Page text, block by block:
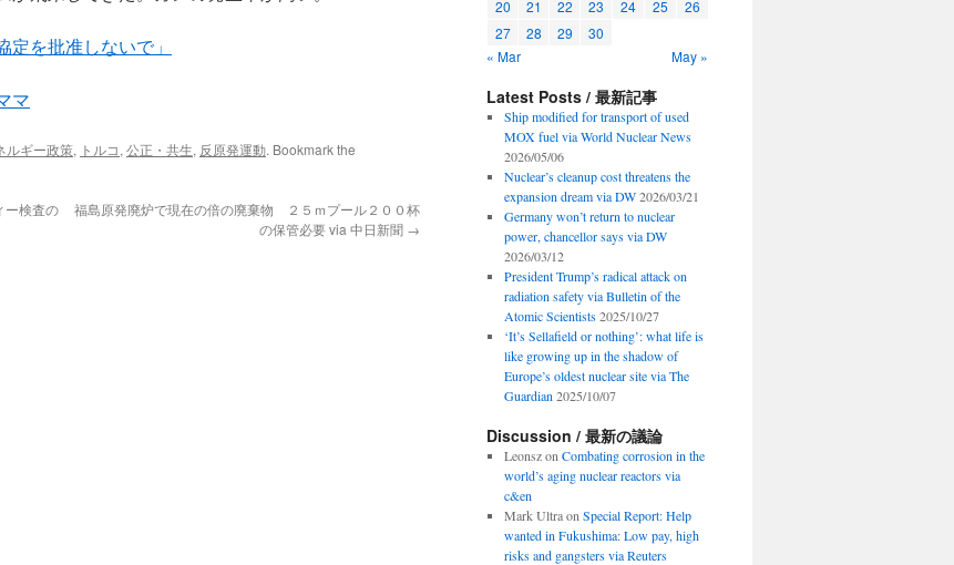
を批准しないで」
マ
ルギー政策, トルコ, 公正・共生, 反原発運動. Bookmark the
検査の
福島原発廃炉で現在の倍の廃棄物 ２５ｍプール２００杯
の保管必要 via 中日新聞 →
20
21 22 23 24 25
26
27
28 29
30
« Mar
May »
Latest Posts / 最新記事
Ship modified for transport of used
MOX fuel via World Nuclear News
2026/05/06
Nuclear’s cleanup cost threatens the
expansion dream via DW 2026/03/21
Germany won’t return to nuclear
power, chancellor says via DW
2026/03/12
President Trump’s radical attack on
radiation safety via Bulletin of the
Atomic Scientists 2025/10/27
‘It’s Sellafield or nothing’: what life is
like growing up in the shadow of
Europe’s oldest nuclear site via The
Guardian 2025/10/07
Discussion / 最新の議論
Leonszon Combating corrosion in the
world’s aging nuclear reactors via
c&en
Mark Ultraon Special Report: Help
wanted in Fukushima: Low pay, high
risks and gangsters via Reuters